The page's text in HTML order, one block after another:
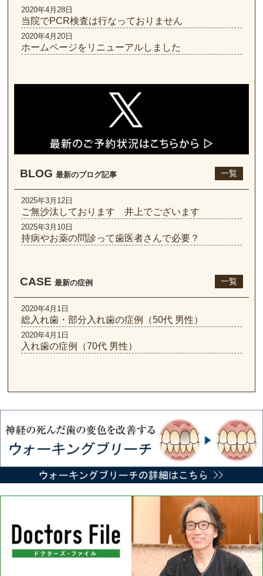
2020年4月28日
当院でPCR検査は行なっておりません
2020年4月20日
ホームページをリニューアルしました
BLOG 最新のブログ記事 一覧
2025年3月12日
ご無沙汰しております 井上でございます
2025年3月10日
持病やお薬の問診って歯医者さんで必要？
CASE 最新の症例 一覧
2020年4月1日
総入れ歯・部分入れ歯の症例（50代 男性）
2020年4月1日
入れ歯の症例（70代 男性）